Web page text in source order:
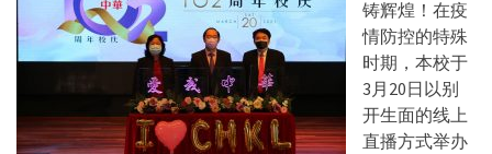
铸辉煌！在疫
情防控的特殊
时期，本校于
3月20日以别
开生面的线上
直播方式举办